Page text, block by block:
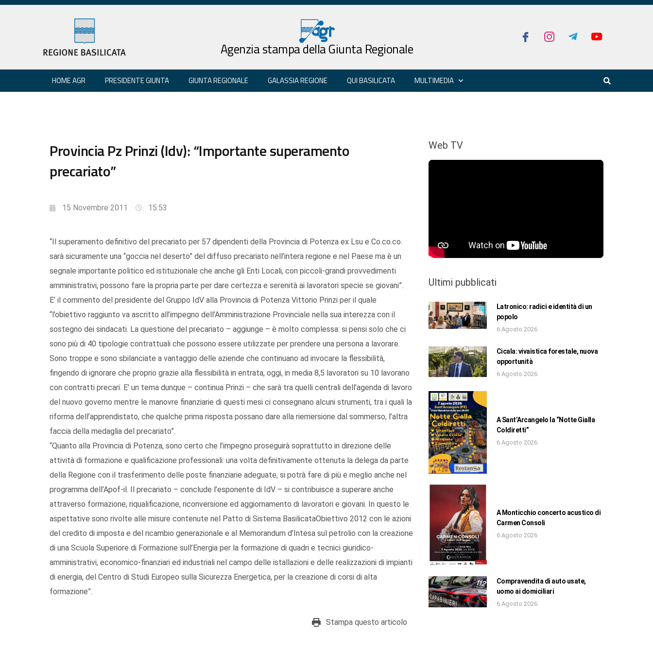
Agenzia stampa della Giunta Regionale
HOME AGR PRESIDENTE GIUNTA GIUNTA REGIONALE GALASSIA REGIONE QUI BASILICATA MULTIMEDIA
Provincia Pz Prinzi (Idv): “Importante superamento
precariato”
15 Novembre 2011 15:53
“Il superamento definitivo del precariato per 57 dipendenti della Provincia di Potenza ex Lsu e Co.co.co.
sarà sicuramente una “goccia nel deserto” del diffuso precariato nell’intera regione e nel Paese ma è un
segnale importante politico ed istituzionale che anche gli Enti Locali, con piccoli-grandi provvedimenti
amministrativi, possono fare la propria parte per dare certezza e serenità ai lavoratori specie se giovani”.
E’ il commento del presidente del Gruppo IdV alla Provincia di Potenza Vittorio Prinzi per il quale
“l’obiettivo raggiunto va ascritto all’impegno dell’Amministrazione Provinciale nella sua interezza con il
sostegno dei sindacati. La questione del precariato – aggiunge – è molto complessa: si pensi solo che ci
sono più di 40 tipologie contrattuali che possono essere utilizzate per prendere una persona a lavorare.
Sono troppe e sono sbilanciate a vantaggio delle aziende che continuano ad invocare la flessibilità,
fingendo di ignorare che proprio grazie alla flessibilità in entrata, oggi, in media 8,5 lavoratori su 10 lavorano
con contratti precari. E’ un tema dunque – continua Prinzi – che sarà tra quelli centrali dell’agenda di lavoro
del nuovo governo mentre le manovre finanziarie di questi mesi ci consegnano alcuni strumenti, tra i quali la
riforma dell’apprendistato, che qualche prima risposta possano dare alla riemersione dal sommerso, l’altra
faccia della medaglia del precariato”.
“Quanto alla Provincia di Potenza, sono certo che l’impegno proseguirà soprattutto in direzione delle
attività di formazione e qualificazione professionali: una volta definitivamente ottenuta la delega da parte
della Regione con il trasferimento delle poste finanziarie adeguate, si potrà fare di più e meglio anche nel
programma dell’Apof-il. Il precariato – conclude l’esponente di IdV – si contribuisce a superare anche
attraverso formazione, riqualificazione, riconversione ed aggiornamento di lavoratori e giovani. In questo le
aspettative sono rivolte alle misure contenute nel Patto di Sistema BasilicataObiettivo 2012 con le azioni
del credito di imposta e del ricambio generazionale e al Memorandum d’Intesa sul petrolio con la creazione
di una Scuola Superiore di Formazione sull’Energia per la formazione di quadri e tecnici giuridico-
amministrativi, economico-finanziari ed industriali nel campo delle istallazioni e delle realizzazioni di impianti
di energia, del Centro di Studi Europeo sulla Sicurezza Energetica, per la creazione di corsi di alta
formazione”.
Stampa questo articolo
Web TV
Ultimi pubblicati
Latronico: radici e identità di un
popolo
6 Agosto 2026
Cicala: vivaistica forestale, nuova
opportunità
6 Agosto 2026
A Sant’Arcangelo la “Notte Gialla
Coldiretti”
6 Agosto 2026
A Monticchio concerto acustico di
Carmen Consoli
6 Agosto 2026
Compravendita di auto usate,
uomo ai domiciliari
6 Agosto 2026